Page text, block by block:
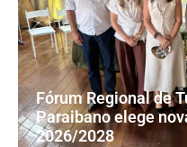
Fórum Regional de
Paraibano elege
2026/2028